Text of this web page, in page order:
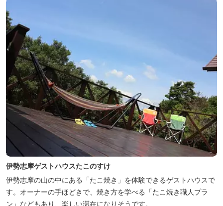
伊勢志摩ゲストハウスたこのすけ
伊勢志摩の山の中にある「たこ焼き」を体験できるゲストハウスで
す。オーナーの手ほどきで、焼き方を学べる「たこ焼き職人プラ
ン」などもあり、楽しい滞在になりそうです。